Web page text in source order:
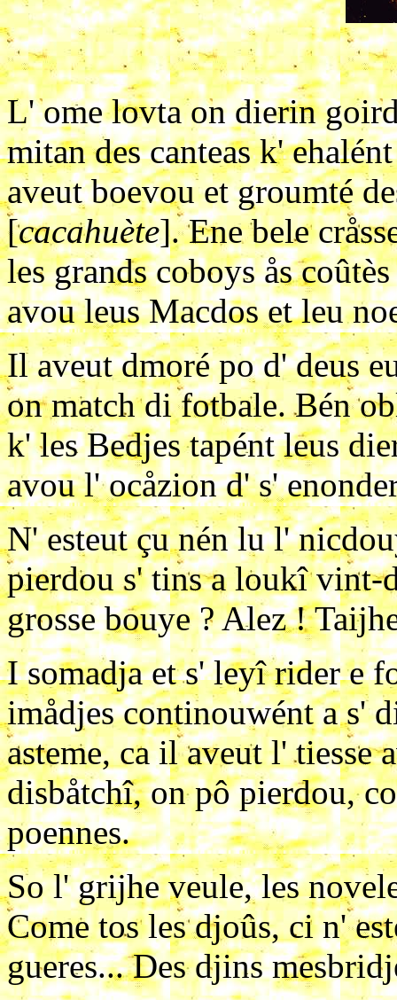
L' ome lovta on dierin
mitan des canteas k'
aveut boevou et groumté
[cacahuète]. Ene bele
les grands coboys ås
avou leus Macdos et leu
Il aveut dmoré po d' deus
on match di fotbale. Bén
k' les Bedjes tapént leus
avou l' ocåzion d' s'
N' esteut çu nén lu l'
pierdou s' tins a loukî vint-
grosse bouye ? Alez !
I somadja et s' leyî rider e
imådjes continouwént a s'
asteme, ca il aveut l' tiesse
disbåtchî, on pô pierdou,
poennes.
So l' grijhe veule, les
Come tos les djoûs, ci n'
gueres... Des djins